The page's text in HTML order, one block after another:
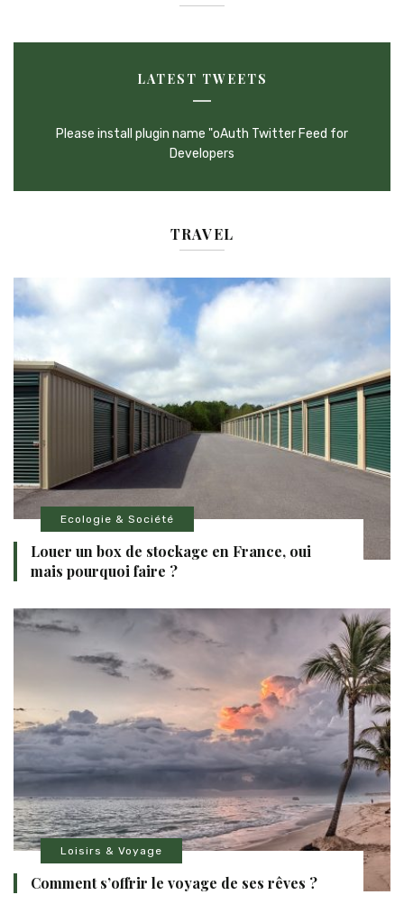
LATEST TWEETS
Please install plugin name "oAuth Twitter Feed for
Developers
TRAVEL
Ecologie & Société
Louer un box de stockage en France, oui
mais pourquoi faire ?
Loisirs & Voyage
Comment s’offrir le voyage de ses rêves ?